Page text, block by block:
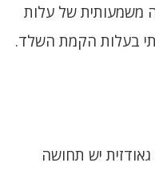
יש תחושה
משמעותית של עלות
בעלות הקמת השלד.